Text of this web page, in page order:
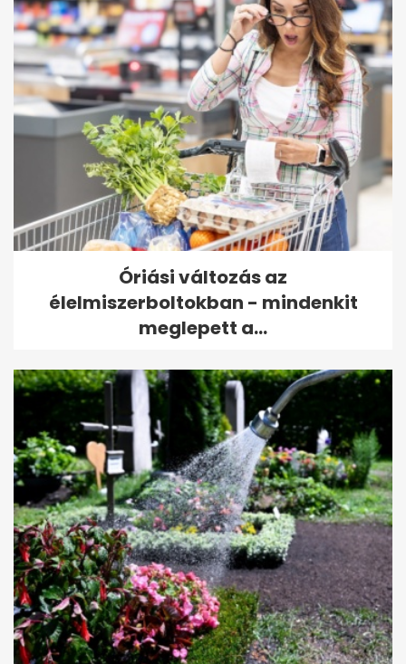
Óriási változás az
élelmiszerboltokban - mindenkit
meglepett a...